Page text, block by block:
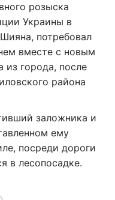
розыска
Украины в
потребовал
вместе с новым
из города, после
района
заложника и
ему
посреди дороги
в лесопосадке.